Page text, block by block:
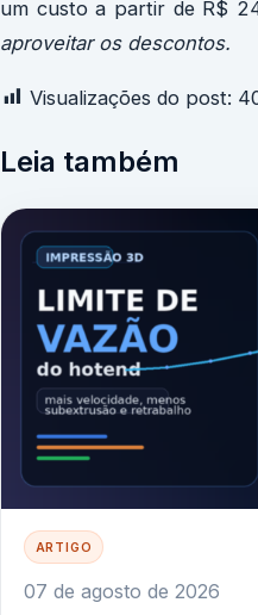
um custo a partir de R$
aproveitar os descontos.
Visualizações do post:
Leia também
ARTIGO
07 de agosto de 2026